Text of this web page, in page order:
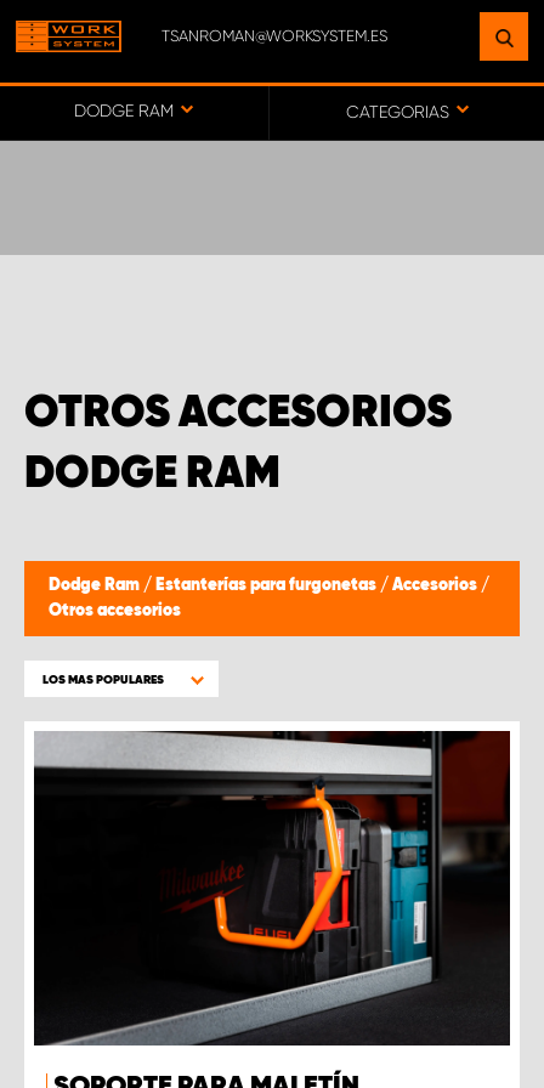
TSANROMAN@WORKSYSTEM.ES
DODGE RAM CATEGORIAS
OTROS ACCESORIOS
DODGE RAM
Dodge Ram / Estanterías para furgonetas / Accesorios /
Otros accesorios
LOS MAS POPULARES
ENCUENTRE UNA INSTALACIÓN
CERCA DE USTED